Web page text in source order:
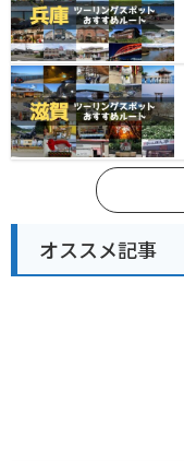
オススメ記事